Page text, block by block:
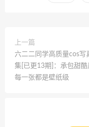
上一篇
六二二同学高质量cos写
集[已更13期]：承包甜酷
每一张都是壁纸级